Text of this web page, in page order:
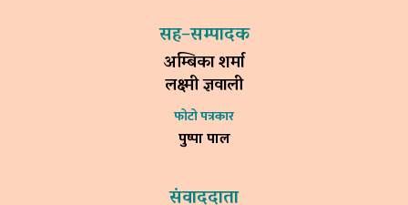
सह–सम्पादक
अम्बिका शर्मा
लक्ष्मी ज्ञवाली
फोटो पत्रकार
पुष्पा पाल